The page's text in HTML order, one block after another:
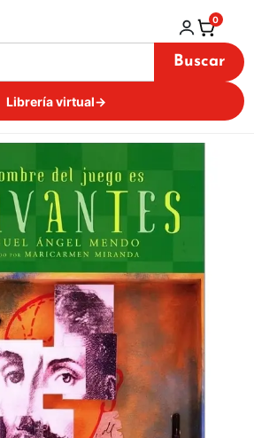
Buscar
Librería virtual→
0